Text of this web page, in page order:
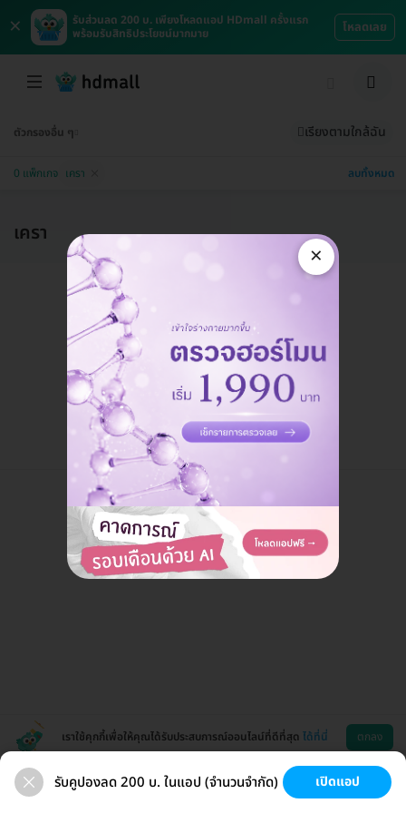
×
รับส่วนลด 200 บ. เพียงโหลดแอป HDmall ครั้งแรก
พร้อมรับสิทธิประโยชน์มากมาย
โหลดเลย
ตัวกรองอื่น ๆ เรียงตามใกล้ฉัน
0 แพ็กเกจ ​เครา ลบทั้งหมด
​เครา
แอดมินพร้อมดูแลคุณทุกวันทางไลน์
คุยกับแอดมิน ฟรี!
สุขภาพ ช่วยเหลือ โหลดแอพ
เราใช้คุกกี้เพื่อให้คุณได้รับประสบการณ์ออนไลน์ที่ดีที่สุด ได้ที่นี่ ตกลง
รับคูปองลด 200 บ. ในแอป (จำนวนจำกัด) เปิดแอป
×